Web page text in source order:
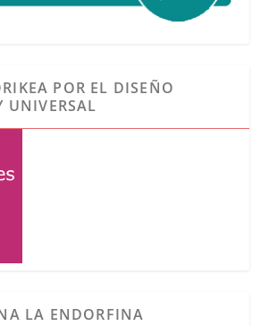
POR EL DISEÑO
UNIVERSAL
LA ENDORFINA